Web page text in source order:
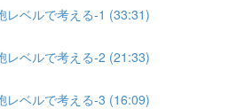
レベルで考える-1 (33:31)
レベルで考える-2 (21:33)
レベルで考える-3 (16:09)